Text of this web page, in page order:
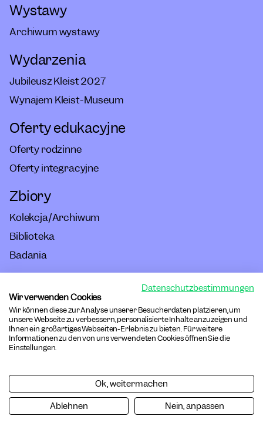
Wystawy
Archiwum wystawy
Wydarzenia
Jubileusz Kleist 2027
Wynajem Kleist-Museum
Oferty edukacyjne
Oferty rodzinne
Oferty integracyjne
Zbiory
Kolekcja/Archiwum
Biblioteka
Badania
Impressum
Regulamin Domu
Dostępność
Ochrona danych
Pliki cookie
Datenschutzbestimmungen
Wir verwenden Cookies
Wir können diese zur Analyse unserer Besucherdaten platzieren, um
unsere Webseite zu verbessern, personalisierte Inhalte anzuzeigen und
Ihnen ein großartiges Webseiten-Erlebnis zu bieten. Für weitere
Informationen zu den von uns verwendeten Cookies öffnen Sie die
Einstellungen.
Ok, weitermachen
Ablehnen
Nein, anpassen